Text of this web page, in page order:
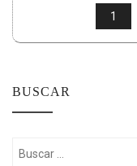
PAGINACIÓN
DE
1
BUSCAR
Buscar: